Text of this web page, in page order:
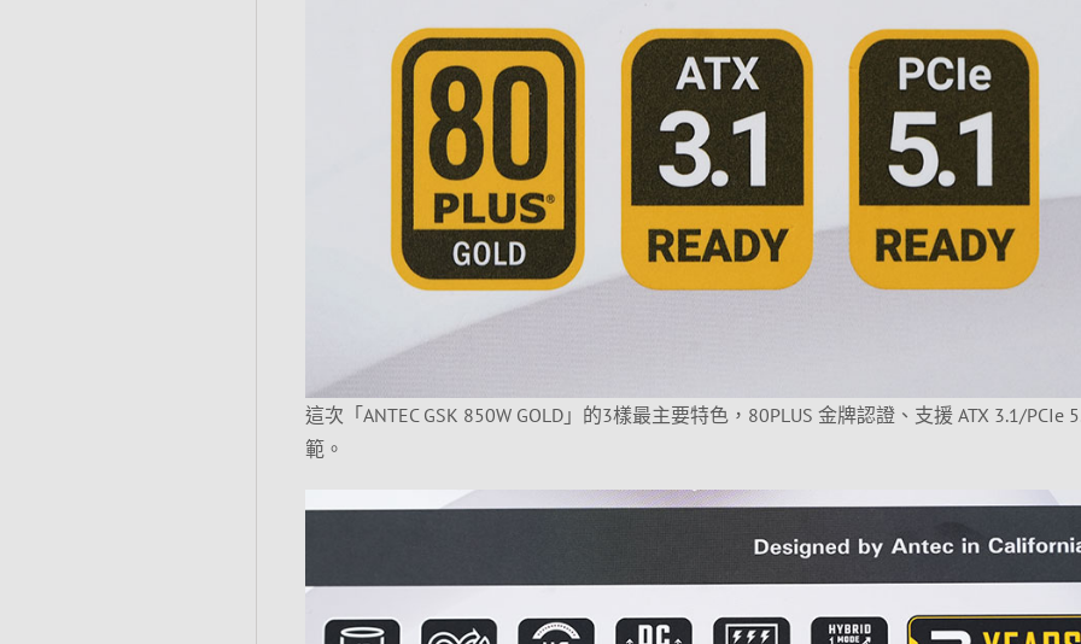
這次「ANTEC GSK 850W GOLD」的3樣最主要特色，80PLUS 金牌認證、支援 ATX 3.1/PCIe
範。